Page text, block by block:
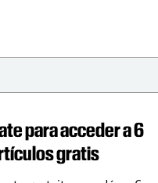
para acceder a 6
gratis